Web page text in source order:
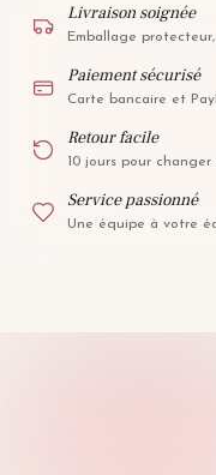
Livraison soignée
Emballage
Paiement sécurisé
Carte bancaire et
Retour facile
10 jours pour changer
Service passionné
Une équipe à votre